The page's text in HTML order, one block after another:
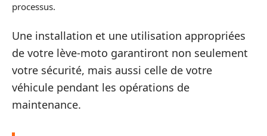
processus.
Une installation et une utilisation appropriées
de votre lève-moto garantiront non seulement
votre sécurité, mais aussi celle de votre
véhicule pendant les opérations de
maintenance.